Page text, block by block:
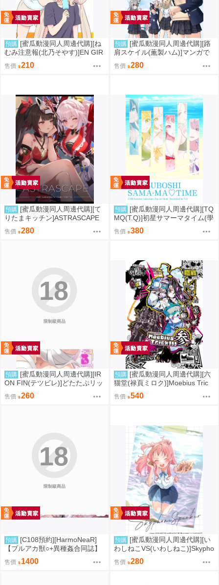
預購 [蜜瓜動漫同人周邊代購][ね
むみ注意報(北乃そやす)]EN GIR
LS! Vol.11(彩虹社)(同人誌)
售價 210
預購 [蜜瓜動漫同人周邊代購][路
肩スケイル(薫製ハム)]マンガで
わかるアビドスシリーズ ちゃ
ぶ台星人のひみつ(蔚藍檔案)(同
售價 280
預購 [蜜瓜動漫同人周邊代購][て
りたまキッチン]ASTRASCAPE
(崩壞：星穹鐵道)(同人誌)
售價 280
預購 [蜜瓜動漫同人周邊代購][TQ
MQ(T.Q)]初星サマーマタイム(學
園偶像大師)(同人誌)
售價 380
限制級商品
18
預購 [蜜瓜動漫同人周邊代購][IR
ON FIN(テツビレ)]どたたぷリッ
プ(FGO)(同人誌)
售價 260
預購 [蜜瓜動漫同人周邊代購][六
猫堂(禄頁ミロク)]Moebius Tric
k!!! 参(FGO)(同人誌)
售價 540
限制級商品
18
預購 [C108預約][HarmoNeaR]
【ブルアカ獣○+異種姦合同誌】
Sow do on me! vol.3 蔚藍檔案
同人誌040031332357
售價 1400
預購 [蜜瓜動漫同人周邊代購][い
わしねこVS(いわしねこ)]Skypho
ne Speaker(學園偶像大師)(同人
誌)
售價 280